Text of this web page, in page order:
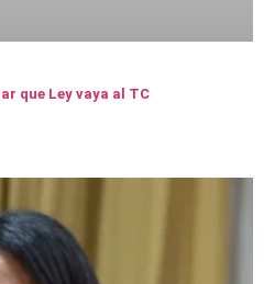
que Ley vaya al TC